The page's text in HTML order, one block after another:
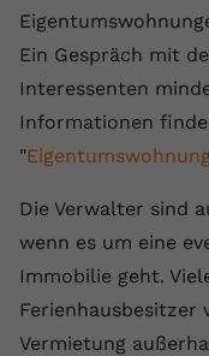
Ein Gespräch mit
Interessenten
Informationen
"
Die Verwalter sind
wenn es um eine
Immobilie geht.
Ferienhausbesitzer
Vermietung